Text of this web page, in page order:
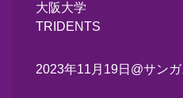
大阪大学
TRIDENTS
2023年11月19日 @サン